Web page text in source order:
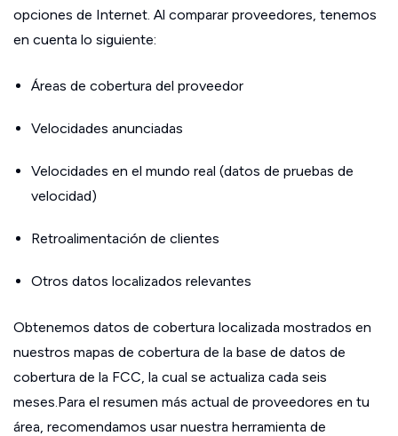
opciones de Internet. Al comparar proveedores, tenemos
en cuenta lo siguiente:
Áreas de cobertura del proveedor
Velocidades anunciadas
Velocidades en el mundo real (datos de pruebas de
velocidad)
Retroalimentación de clientes
Otros datos localizados relevantes
Obtenemos datos de cobertura localizada mostrados en
nuestros mapas de cobertura de la base de datos de
cobertura de la FCC, la cual se actualiza cada seis
meses.Para el resumen más actual de proveedores en tu
área, recomendamos usar nuestra herramienta de